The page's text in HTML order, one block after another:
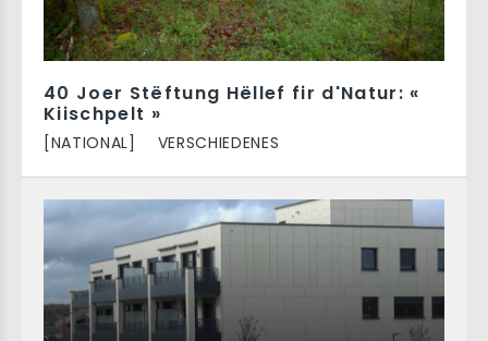
40 Joer Stëftung Hëllef fir d'Natur: «
Kiischpelt »
[NATIONAL] VERSCHIEDENES